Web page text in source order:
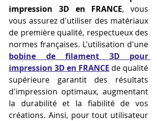
impression 3D en FRANCE, vous
vous assurez d'utiliser des matériaux
de première qualité, respectueux des
bobine de filament 3D pour
impression 3D en FRANCE de qualité
supérieure garantit des résultats
d'impression optimaux, augmentant
la durabilité et la fiabilité de vos
créations. Ainsi, pour tout utilisateur